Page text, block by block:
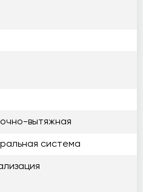
вытяжная
система